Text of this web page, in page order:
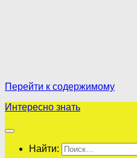
Перейти к содержимому
Интересно знать
Найти: